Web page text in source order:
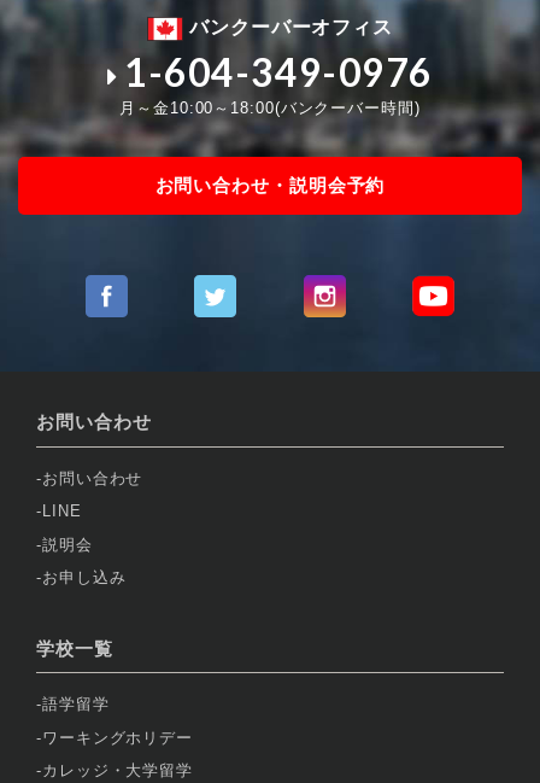
バンクーバーオフィス
1-604-349-0976
月～金10:00～18:00(バンクーバー時間)
お問い合わせ・説明会予約
お問い合わせ
お問い合わせ
LINE
説明会
お申し込み
学校一覧
語学留学
ワーキングホリデー
カレッジ・大学留学